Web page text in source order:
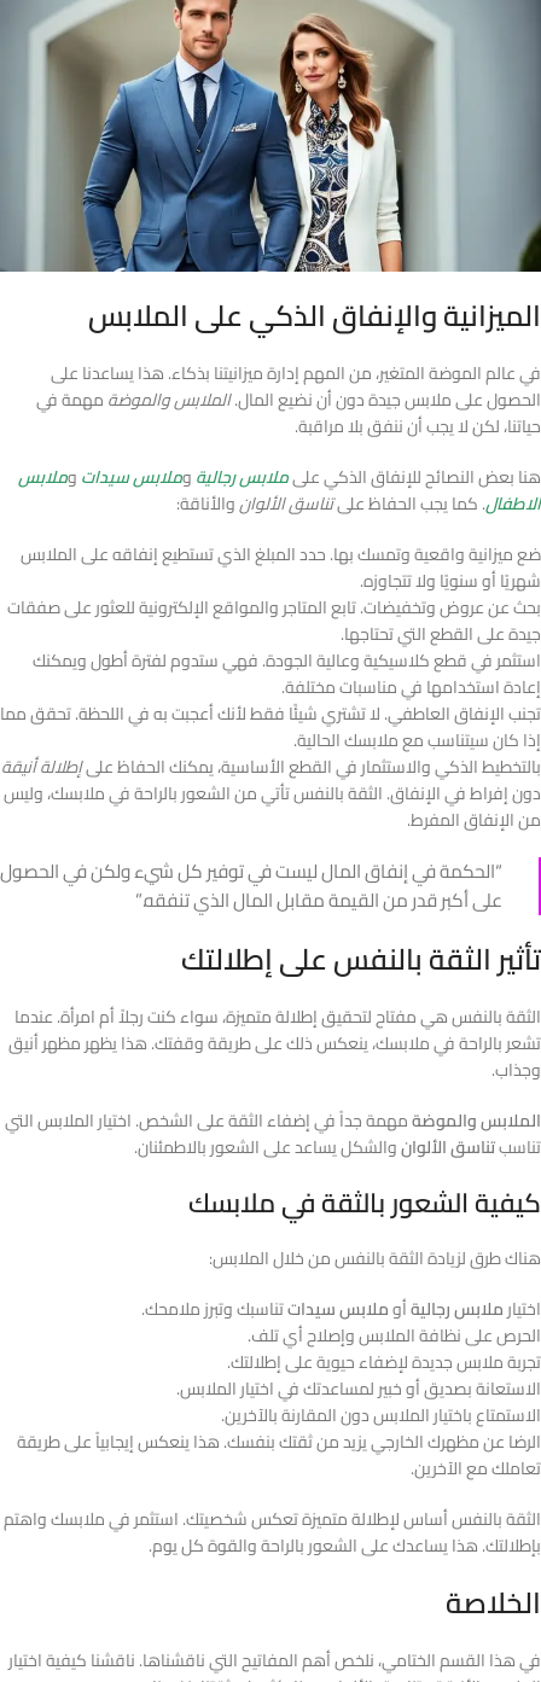
الميزانية والإنفاق الذكي على الملابس
في عالم الموضة المتغير، من المهم إدارة ميزانيتنا بذكاء. هذا يساعدنا على
الحصول على ملابس جيدة دون أن نضيع المال.الملابس والموضةمهمة في
حياتنا، لكن لا يجب أن ننفق بلا مراقبة.
هنا بعض النصائح للإنفاق الذكي علىملابس رجاليةوملابس سيداتوملابس
الاطفال. كما يجب الحفاظ علىتناسق الألوانوالأناقة:
ضع ميزانية واقعية وتمسك بها. حدد المبلغ الذي تستطيع إنفاقه على الملابس
شهريًا أو سنويًا ولا تتجاوزه.
بحث عن عروض وتخفيضات. تابع المتاجر والمواقع الإلكترونية للعثور على صفقات
جيدة على القطع التي تحتاجها.
استثمر في قطع كلاسيكية وعالية الجودة. فهي ستدوم لفترة أطول ويمكنك
إعادة استخدامها في مناسبات مختلفة.
تجنب الإنفاق العاطفي. لا تشتري شيئًا فقط لأنك أعجبت به في اللحظة. تحقق مما
إذا كان سيتناسب مع ملابسك الحالية.
بالتخطيط الذكي والاستثمار في القطع الأساسية، يمكنك الحفاظ علىإطلالة أنيقة
دون إفراط في الإنفاق. الثقة بالنفس تأتي من الشعور بالراحة في ملابسك، وليس
من الإنفاق المفرط.
“الحكمة في إنفاق المال ليست في توفير كل شيء ولكن في الحصول
على أكبر قدر من القيمة مقابل المال الذي تنفقه.”
تأثير الثقة بالنفس على إطلالتك
الثقة بالنفس هي مفتاح لتحقيق إطلالة متميزة، سواء كنت رجلاً أم امرأة. عندما
تشعر بالراحة في ملابسك، ينعكس ذلك على طريقة وقفتك. هذا يظهر مظهر أنيق
وجذاب.
الملابس والموضةمهمة جداً في إضفاء الثقة على الشخص. اختيار الملابس التي
تناسبتناسق الألوانوالشكل يساعد على الشعور بالاطمئنان.
كيفية الشعور بالثقة في ملابسك
هناك طرق لزيادة الثقة بالنفس من خلال الملابس:
اختيارملابس رجاليةأوملابس سيداتتناسبك وتبرز ملامحك.
الحرص على نظافة الملابس وإصلاح أي تلف.
تجربة ملابس جديدة لإضفاء حيوية على إطلالتك.
الاستعانة بصديق أو خبير لمساعدتك في اختيار الملابس.
الاستمتاع باختيار الملابس دون المقارنة بالآخرين.
الرضا عن مظهرك الخارجي يزيد من ثقتك بنفسك. هذا ينعكس إيجابياً على طريقة
تعاملك مع الآخرين.
الثقة بالنفس أساس لإطلالة متميزة تعكس شخصيتك. استثمر في ملابسك واهتم
بإطلالتك. هذا يساعدك على الشعور بالراحة والقوة كل يوم.
الخلاصة
في هذا القسم الختامي، نلخص أهم المفاتيح التي ناقشناها. ناقشنا كيفية اختيار